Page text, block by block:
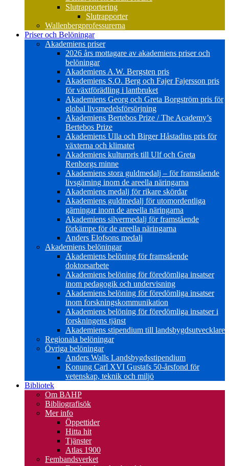
Slutrapportering
Slutrapporter
Wallenbergprofessurerna
Priser och Belöningar
Akademiens priser
2026 års mottagare av akademiens priser och
belöningar
Akademiens A.W. Bergsten pris
Akademiens S.O. Berg och Fajer Fajersson pris
för växtförädling i lantbruket
Akademiens Georg och Greta Borgström pris för
global livsmedelsförsörjning
Akademiens Bertebos Prize / The Academy’s
Bertebos Prize
Akademiens Ulla och Birger Håstadius pris för
växterna och klimatet
Akademiens kulturpris till Ulf och Greta
Renborgs minne
Akademiens stora guldmedalj – för framstående
livsgärning inom de areella näringarna
Akademiens medalj för rikare skördar
Akademiens guldmedalj för utomordentliga
gärningar inom de areella näringarna
Akademiens silvermedalj för framstående
förkämpe för de areella näringarna
Anders Elofsons medalj
Akademiens belöningar
Akademiens belöning för framstående
doktorsarbete
Akademiens belöning för föredömliga insatser
inom pedagogik och undervisning
Akademiens belöning för föredömliga insatser
inom forskningskommunikation
Akademiens belöning för föredömliga insatser i
forskningens tjänst
Akademiens stipendium till landsbygdsutvecklare
Regionala belöningar
Övriga belöningar
Anders Walls Landsbygdsstipendium
Konung Carl XVI Gustafs 50-årsfond för
vetenskap, teknik och miljö
Bibliotek
Om BAHP
Bibliografisök
Mer info
Öppettider
Hitta hit
Tjänster
Atlas 1900
Fembandsverket